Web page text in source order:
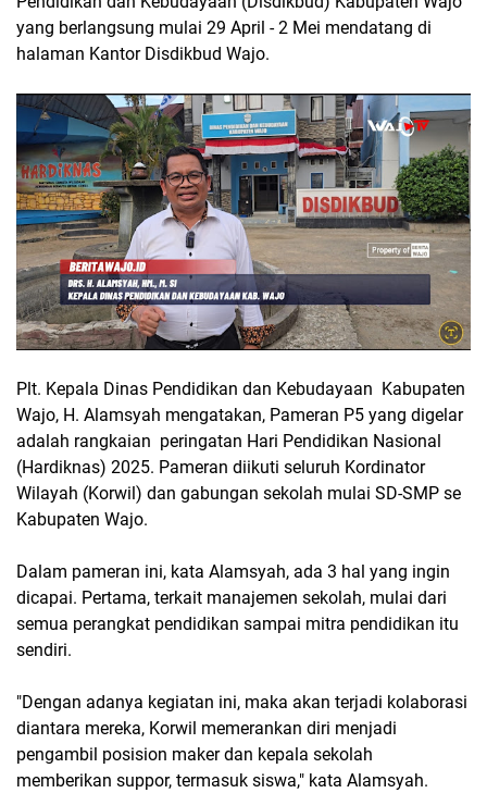
yang berlangsung mulai 29 April - 2 Mei mendatang di
halaman Kantor Disdikbud Wajo.
Plt. Kepala Dinas Pendidikan dan Kebudayaan Kabupaten
Wajo, H. Alamsyah mengatakan, Pameran P5 yang digelar
adalah rangkaian peringatan Hari Pendidikan Nasional
(Hardiknas) 2025. Pameran diikuti seluruh Kordinator
Wilayah (Korwil) dan gabungan sekolah mulai SD-SMP se
Kabupaten Wajo.
Dalam pameran ini, kata Alamsyah, ada 3 hal yang ingin
dicapai. Pertama, terkait manajemen sekolah, mulai dari
semua perangkat pendidikan sampai mitra pendidikan itu
sendiri.
"Dengan adanya kegiatan ini, maka akan terjadi kolaborasi
diantara mereka, Korwil memerankan diri menjadi
pengambil posision maker dan kepala sekolah
memberikan suppor, termasuk siswa," kata Alamsyah.